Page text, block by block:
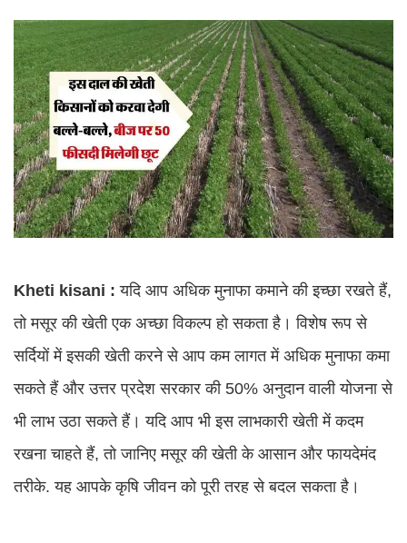
Kheti kisani :यदि आप अधिक मुनाफा कमाने की इच्छा रखते हैं,
तो मसूर की खेती एक अच्छा विकल्प हो सकता है। विशेष रूप से
सर्दियों में इसकी खेती करने से आप कम लागत में अधिक मुनाफा कमा
सकते हैं और उत्तर प्रदेश सरकार की 50% अनुदान वाली योजना से
भी लाभ उठा सकते हैं। यदि आप भी इस लाभकारी खेती में कदम
रखना चाहते हैं, तो जानिए मसूर की खेती के आसान और फायदेमंद
तरीके. यह आपके कृषि जीवन को पूरी तरह से बदल सकता है।